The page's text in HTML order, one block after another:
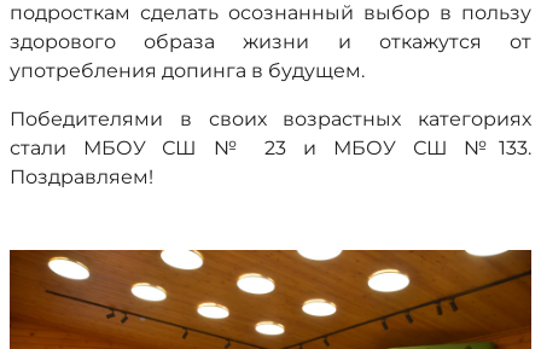
подросткам сделать осознанный выбор в пользу
здорового образа жизни и откажутся от
употребления допинга в будущем.
Победителями в своих возрастных категориях
стали МБОУ СШ № 23 и МБОУ СШ №133.
Поздравляем!